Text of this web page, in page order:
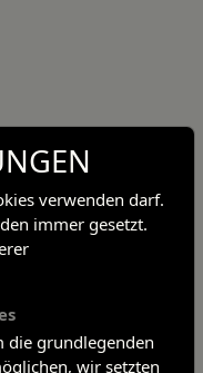
verwenden darf.
immer gesetzt.
die grundlegenden
wir setzten